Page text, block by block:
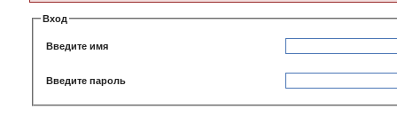
Вход
Введите имя
Введите пароль